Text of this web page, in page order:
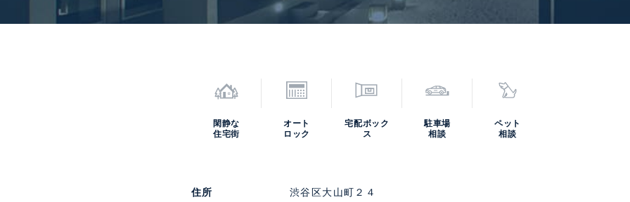
閑静な
住宅街
オート
ロック
宅配ボック
ス
駐車場
相談
ペット
相談
住所 渋谷区大山町２４